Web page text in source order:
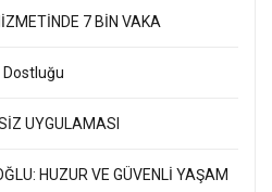
7 BİN VAKA
Dostluğu
UYGULAMASI
HUZUR VE GÜVENLİ YAŞAM